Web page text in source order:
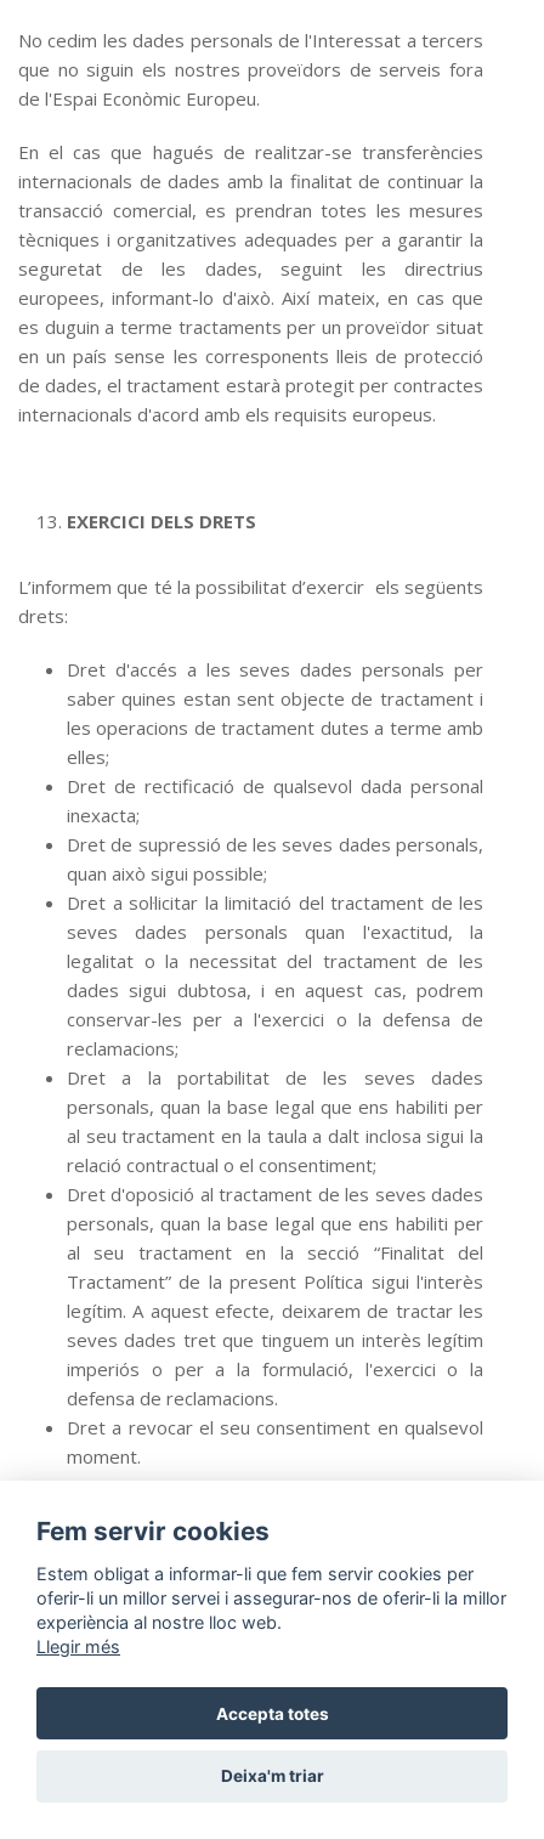
No cedim les dades personals de l'Interessat a tercers
que no siguin els nostres proveïdors de serveis fora
de l'Espai Econòmic Europeu.
En el cas que hagués de realitzar-se transferències
internacionals de dades amb la finalitat de continuar la
transacció comercial, es prendran totes les mesures
tècniques i organitzatives adequades per a garantir la
seguretat de les dades, seguint les directrius
europees, informant-lo d'això. Així mateix, en cas que
es duguin a terme tractaments per un proveïdor situat
en un país sense les corresponents lleis de protecció
de dades, el tractament estarà protegit per contractes
internacionals d'acord amb els requisits europeus.
EXERCICI DELS DRETS
L’informem que té la possibilitat d’exercir els següents
drets:
Dret d'accés a les seves dades personals per
saber quines estan sent objecte de tractament i
les operacions de tractament dutes a terme amb
elles;
Dret de rectificació de qualsevol dada personal
inexacta;
Dret de supressió de les seves dades personals,
quan això sigui possible;
Dret a sol·licitar la limitació del tractament de les
seves dades personals quan l'exactitud, la
legalitat o la necessitat del tractament de les
dades sigui dubtosa, i en aquest cas, podrem
conservar-les per a l'exercici o la defensa de
reclamacions;
Dret a la portabilitat de les seves dades
personals, quan la base legal que ens habiliti per
al seu tractament en la taula a dalt inclosa sigui la
relació contractual o el consentiment;
Dret d'oposició al tractament de les seves dades
personals, quan la base legal que ens habiliti per
al seu tractament en la secció “Finalitat del
Tractament” de la present Política sigui l'interès
legítim. A aquest efecte, deixarem de tractar les
seves dades tret que tinguem un interès legítim
imperiós o per a la formulació, l'exercici o la
defensa de reclamacions.
Dret a revocar el seu consentiment en qualsevol
moment.
Pot exercitar aquests drets en tot moment i de forma
Dades adpo.fjf@ub.eduREF: Protecció de Dades,
indicant el dret que desitja exercir y les seves dades
identificatives o por correu postal mitjançant un escrit
FUNDACIÓ PRIVADA JOSEP FINESTRES
Fem servir cookies
Estem obligat a informar-li que fem servir cookies per
oferir-li un millor servei i assegurar-nos de oferir-li la millor
experiència al nostre lloc web.
Llegir més
Accepta totes
Deixa'm triar